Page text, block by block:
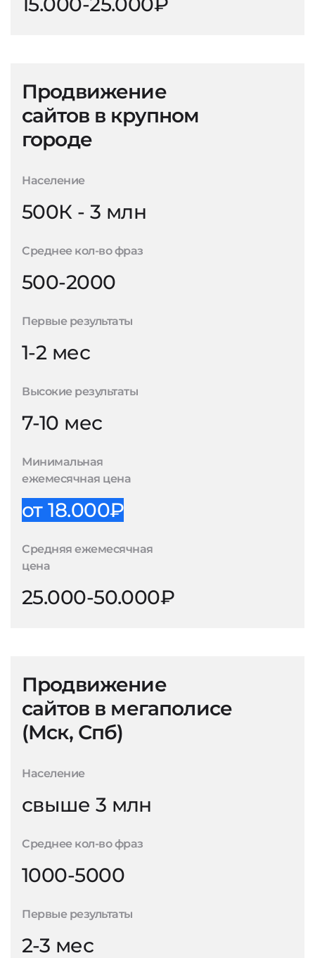
Продвижение
сайтов в крупном
городе
Население
500К - 3 млн
Среднее кол-во фраз
500-2000
Первые результаты
1-2 мес
Высокие результаты
7-10 мес
Минимальная
ежемесячная цена
от 18.000₽
Средняя ежемесячная
цена
25.000-50.000₽
Продвижение
сайтов в мегаполисе
(Мск, Спб)
Население
свыше 3 млн
Среднее кол-во фраз
1000-5000
Первые результаты
2-3 мес